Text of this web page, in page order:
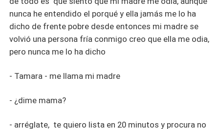
nunca he entendido el porqué y ella jamás me lo ha
dicho de frente pobre desde entonces mi madre se
volvió una persona fría conmigo creo que ella me odia,
pero nunca me lo ha dicho
- Tamara - me llama mi madre
- ¿dime mama?
- arréglate, te quiero lista en 20 minutos y procura no